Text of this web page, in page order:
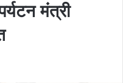
मंत्री